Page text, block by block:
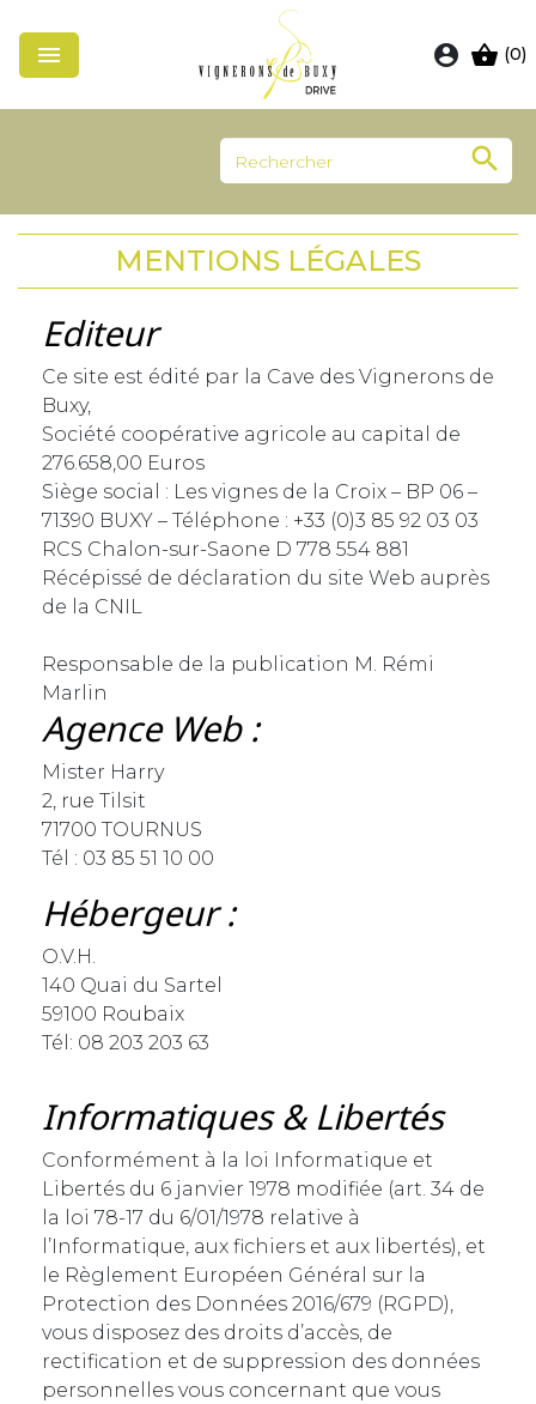
 account_circle shopping_basket (0)

MENTIONS LÉGALES
Editeur
Ce site est édité par la Cave des Vignerons de
Buxy,
Société coopérative agricole au capital de
276.658,00 Euros
Siège social : Les vignes de la Croix – BP 06 –
71390 BUXY – Téléphone : +33 (0)3 85 92 03 03
RCS Chalon-sur-Saone D 778 554 881
Récépissé de déclaration du site Web auprès
de la CNIL
Responsable de la publication M. Rémi
Marlin
Agence Web :
Mister Harry
2, rue Tilsit
71700 TOURNUS
Tél : 03 85 51 10 00
Hébergeur :
O.V.H.
140 Quai du Sartel
59100 Roubaix
Tél: 08 203 203 63
Informatiques & Libertés
Conformément à la loi Informatique et
Libertés du 6 janvier 1978 modifiée (art. 34 de
la loi 78-17 du 6/01/1978 relative à
l’Informatique, aux fichiers et aux libertés), et
le Règlement Européen Général sur la
Protection des Données 2016/679 (RGPD),
vous disposez des droits d’accès, de
rectification et de suppression des données
personnelles vous concernant que vous